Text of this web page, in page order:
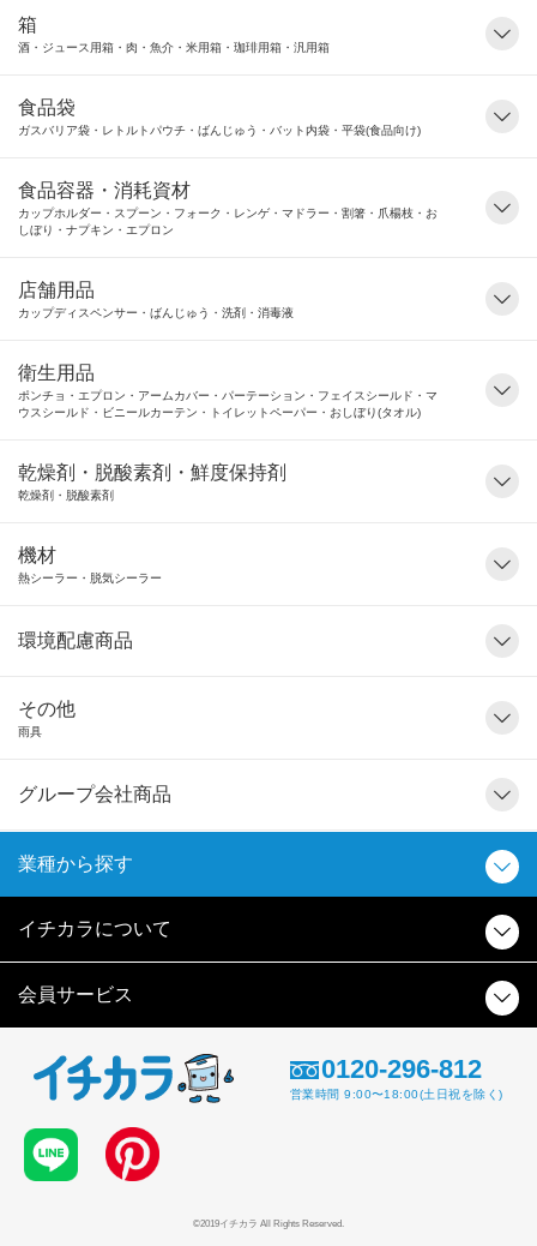
箱
酒・ジュース用箱・肉・魚介・米用箱・珈琲用箱・汎用箱
食品袋
ガスバリア袋・レトルトパウチ・ばんじゅう・バット内袋・平袋(食品向け)
食品容器・消耗資材
カップホルダー・スプーン・フォーク・レンゲ・マドラー・割箸・爪楊枝・お
しぼり・ナプキン・エプロン
店舗用品
カップディスペンサー・ばんじゅう・洗剤・消毒液
衛生用品
ポンチョ・エプロン・アームカバー・パーテーション・フェイスシールド・マ
ウスシールド・ビニールカーテン・トイレットペーパー・おしぼり(タオル)
乾燥剤・脱酸素剤・鮮度保持剤
乾燥剤・脱酸素剤
機材
熱シーラー・脱気シーラー
環境配慮商品
その他
雨具
グループ会社商品
業種から探す
イチカラについて
会員サービス
0120-296-812
営業時間 9:00〜18:00(土日祝を除く)
©2019イチカラ All Rights Reserved.